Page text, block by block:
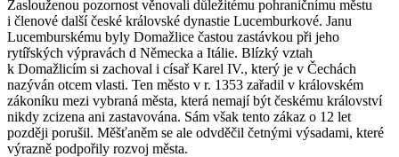
Zaslouženou pozornost věnovali důležitému pohraničnímu městu
i členové další české královské dynastie Lucemburkové. Janu
Lucemburskému byly Domažlice častou zastávkou při jeho
rytířských výpravách d Německa a Itálie. Blízký vztah
k Domažlicím si zachoval i císař Karel IV., který je v Čechách
nazýván otcem vlasti. Ten město v r. 1353 zařadil v královském
zákoníku mezi vybraná města, která nemají být českému království
nikdy zcizena ani zastavována. Sám však tento zákaz o 12 let
později porušil. Měšťaněm se ale odvděčil četnými výsadami, které
výrazně podpořily rozvoj města.